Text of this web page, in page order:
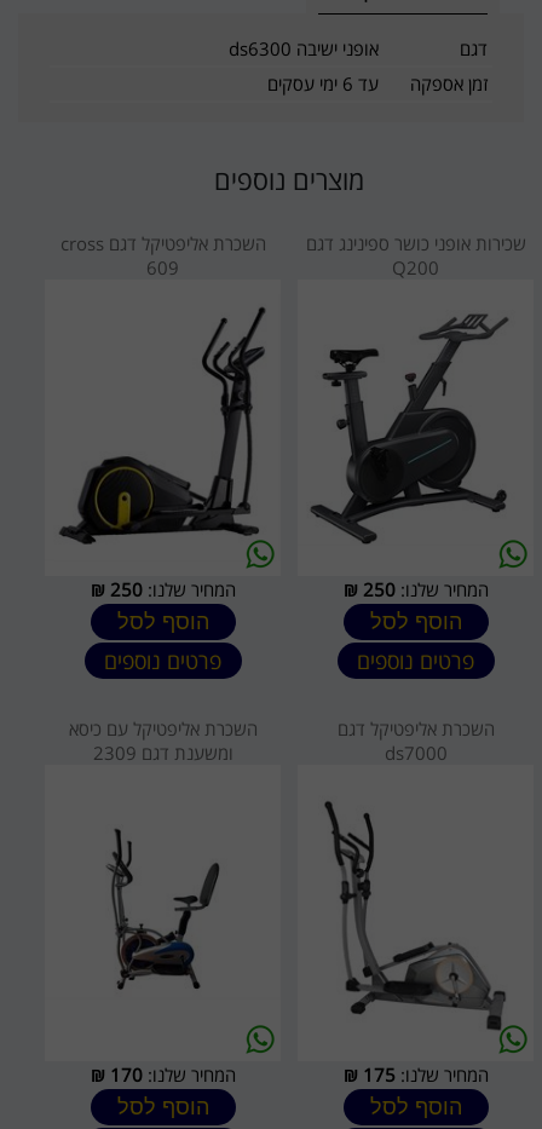
דגם
אופני ישיבה ds6300
זמן אספקה
עד 6 ימי עסקים
מוצרים נוספים
שכירות אופני כושר ספינינג דגם
Q200
המחיר שלנו:250
₪
הוסף לסל
פרטים נוספים
השכרת אליפטיקל דגם cross
609
המחיר שלנו:250
₪
הוסף לסל
פרטים נוספים
השכרת אליפטיקל דגם
ds7000
המחיר שלנו:175
₪
הוסף לסל
השכרת אליפטיקל עם כיסא
ומשענת דגם 2309
המחיר שלנו:170
₪
הוסף לסל